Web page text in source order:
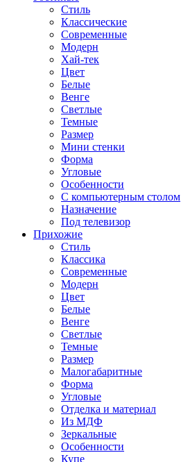
Стиль
Классические
Современные
Модерн
Хай-тек
Цвет
Белые
Венге
Светлые
Темные
Размер
Мини стенки
Форма
Угловые
Особенности
С компьютерным столом
Назначение
Под телевизор
Прихожие
Стиль
Классика
Современные
Модерн
Цвет
Белые
Венге
Светлые
Темные
Размер
Малогабаритные
Форма
Угловые
Отделка и материал
Из МДФ
Зеркальные
Особенности
Купе